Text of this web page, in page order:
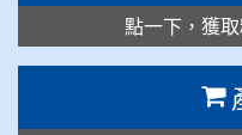
點一下，獲